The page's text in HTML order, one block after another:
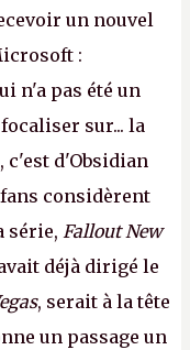
un nouvel
:
n'a pas été un
sur... la
c'est d'Obsidian
considèrent
série, Fallout New
déjà dirigé le
, serait à la tête
un passage un